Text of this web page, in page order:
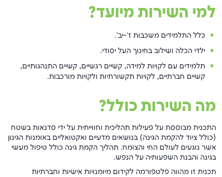
למי השירות מיועד?
כלל התלמידים משכבות ז‘-יב'.
ילדי הכלה ושילוב בחינוך העל יסודי.
תלמידים עם לקויות למידה, קשיים רגשיים, קשיים התנהגותיים,
קשיים חברתיים, לקויות תקשורתיות ולקויות מורכבות.
מה השירות כולל?
התכנית מבוססת על פעילות תהליכית וחווייתית על ידי סדנאות בשטח
(כולל ציוד להקמת הגינה) בנושאים מדעיים ואקטואליים באומנות הגינון
אשר נוגעים לעולם החי והצומח. תהליך הקמת גינה כולל טיפול מעשי
בגינה והבנת השפעותיה על הנפש.
תכנית זו מהווה פלטפורמה לקידום מיומנויות אישיות וחברתיות